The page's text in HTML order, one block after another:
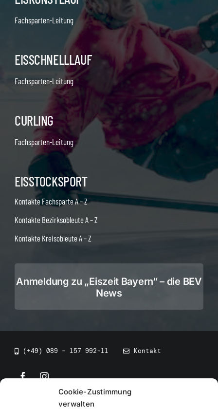
Cookie-Zustimmung
verwalten
Fachsparten-Leitung
EISSCHNELLLAUF
Fachsparten-Leitung
CURLING
Fachsparten-Leitung
EISSTOCKSPORT
Kontakte Fachsparte A – Z
Kontakte Bezirksobleute A – Z
Kontakte Kreisobleute A – Z
Anmeldung zu „Eiszeit Bayern“ – die BEV
News
(+49) 089 – 157 992-11 Kontakt
• BEV Bayerischer Eissportverband